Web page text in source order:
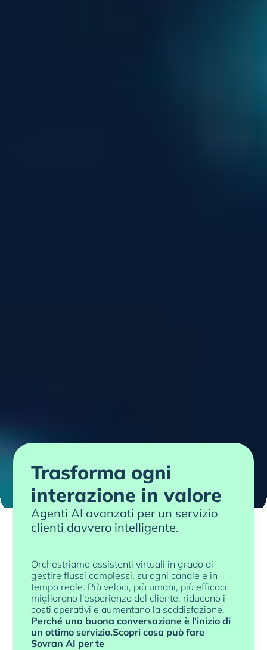
Trasforma ogni
interazione in valore
Agenti AI avanzati per un servizio
clienti davvero intelligente.
Orchestriamo assistenti virtuali in grado di
gestire flussi complessi, su ogni canale e in
tempo reale. Più veloci, più umani, più efficaci:
migliorano l'esperienza del cliente, riducono i
costi operativi e aumentano la soddisfazione.
Perché una buona conversazione è l'inizio di
un ottimo servizio.Scopri cosa può fare
Sovran AI per te